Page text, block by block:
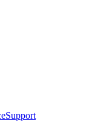
Support